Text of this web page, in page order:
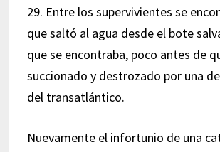
29. Entre los supervivientes se
que saltó al agua desde el bote
que se encontraba, poco antes de
succionado y destrozado por una
del transatlántico.
Nuevamente el infortunio de una